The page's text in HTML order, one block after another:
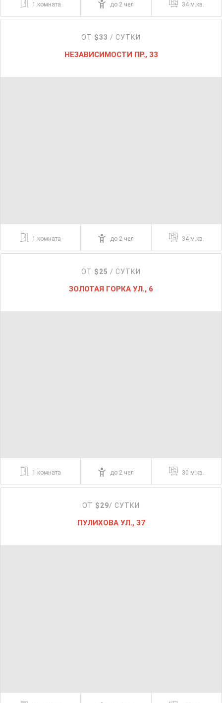
1 комната до 2 чел 34 м.кв.
ОТ $33 / СУТКИ
НЕЗАВИСИМОСТИ ПР., 33
1 комната до 2 чел 34 м.кв.
ОТ $25 / СУТКИ
ЗОЛОТАЯ ГОРКА УЛ., 6
1 комната до 2 чел 30 м.кв.
ОТ $29/ СУТКИ
ПУЛИХОВА УЛ., 37